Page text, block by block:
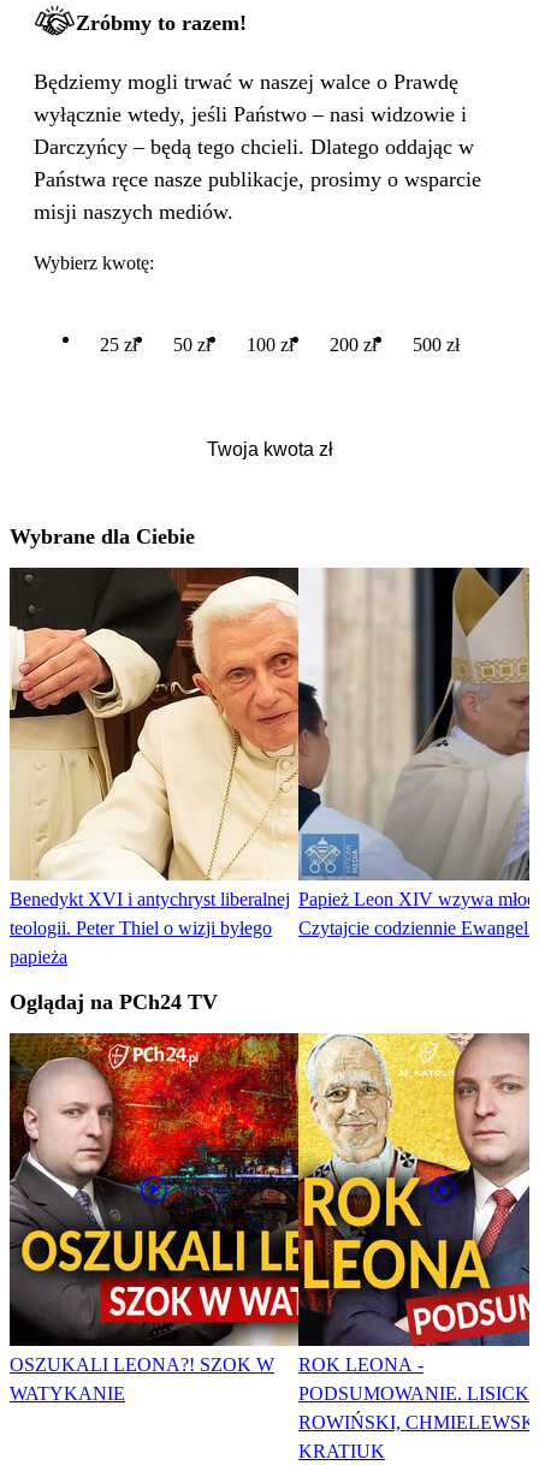
Zróbmy to razem!
Będziemy mogli trwać w naszej walce o Prawdę
wyłącznie wtedy, jeśli Państwo – nasi widzowie i
Darczyńcy – będą tego chcieli. Dlatego oddając w
Państwa ręce nasze publikacje, prosimy o wsparcie
misji naszych mediów.
Wybierz kwotę:
25 zł 50 zł 100 zł 200 zł 500 zł
Wybrane dla Ciebie
Benedykt XVI i antychryst liberalnej
teologii. Peter Thiel o wizji byłego
papieża
Papież Leon XIV wzywa
Czytajcie codziennie
Oglądaj na PCh24 TV
OSZUKALI LEONA?! SZOK W
WATYKANIE
ROK LEONA -
PODSUMOWANIE. LISICKI,
ROWIŃSKI,
KRATIUK